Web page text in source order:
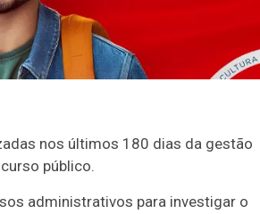
nos últimos 180 dias da gestão
público.
administrativos para investigar o